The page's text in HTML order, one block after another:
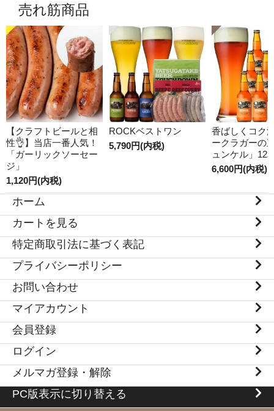
売れ筋商品
【クラフトビールと相
性👌】当店一番人気！
「ガーリックソーセー
ジ」
1,120円(内税)
ROCKベストワン
5,790円(内税)
香ばしくコク
ークラガーの
ュンケル」12
6,600円(内税)
ホーム
カートを見る
特定商取引法に基づく表記
プライバシーポリシー
お問い合わせ
マイアカウント
会員登録
ログイン
メルマガ登録・解除
PC版表示に切り替える